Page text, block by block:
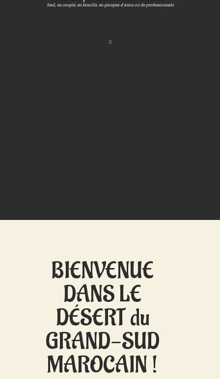
Seul, en couple, en famille, en groupes d'amis ou de professionnels
BIENVENUE
DANS LE
DÉSERT du
GRAND-SUD
MAROCAIN !